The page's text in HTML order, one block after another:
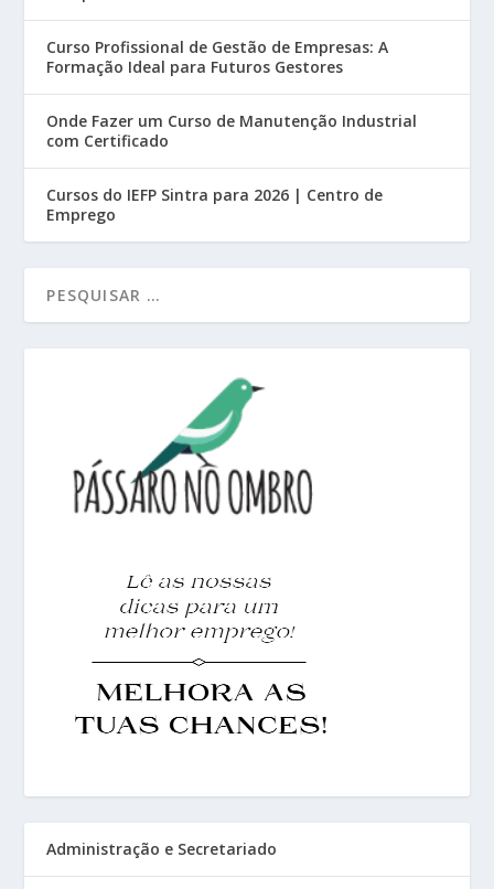
Curso Profissional de Gestão de Empresas: A
Formação Ideal para Futuros Gestores
Onde Fazer um Curso de Manutenção Industrial
com Certificado
Cursos do IEFP Sintra para 2026 | Centro de
Emprego
Administração e Secretariado